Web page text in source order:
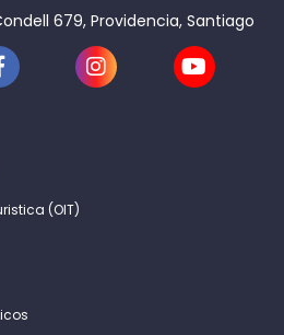
679, Providencia, Santiago
(OIT)